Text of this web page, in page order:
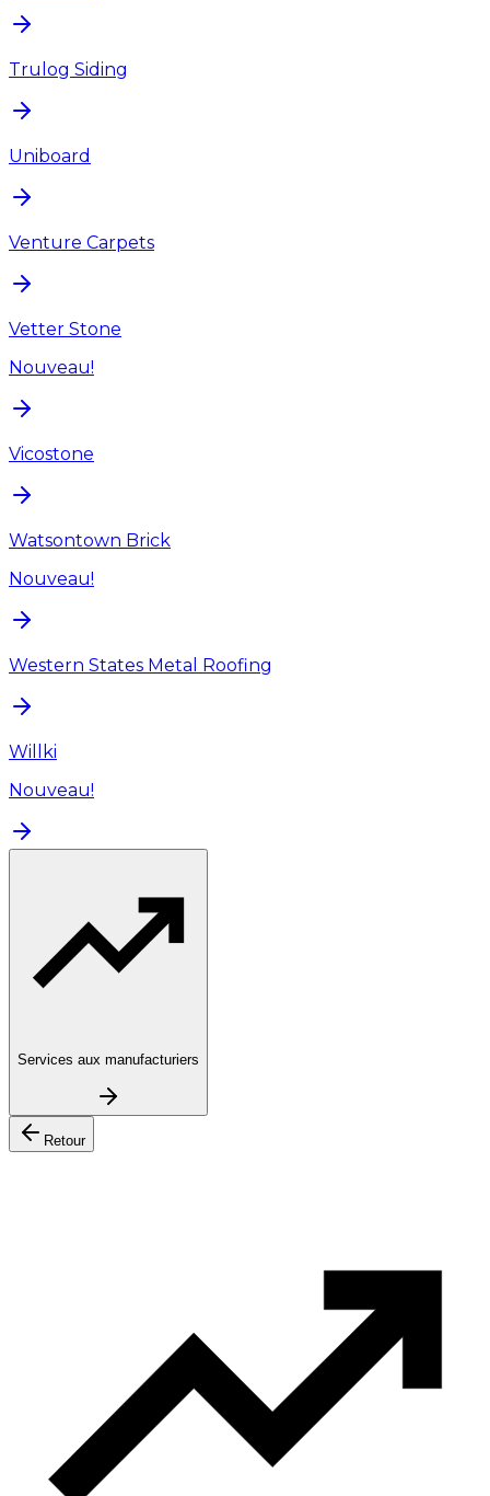
Trulog Siding
Uniboard
Venture Carpets
Vetter Stone
Nouveau!
Vicostone
Watsontown Brick
Nouveau!
Western States Metal Roofing
Willki
Nouveau!
Services aux manufacturiers
Retour